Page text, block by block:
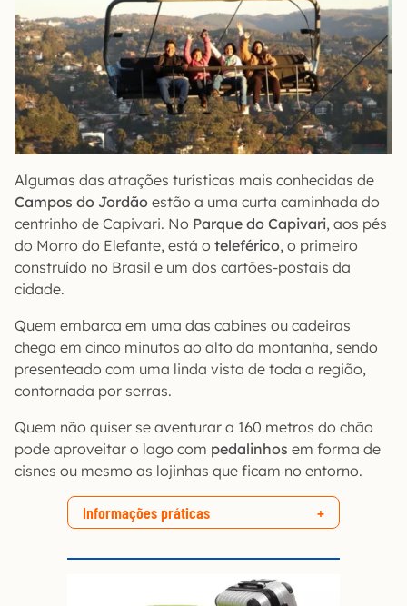
Algumas das atrações turísticas mais conhecidas de
Campos do Jordão estão a uma curta caminhada do
centrinho de Capivari. No Parque do Capivari, aos pés
do Morro do Elefante, está o teleférico, o primeiro
construído no Brasil e um dos cartões-postais da
cidade.
Quem embarca em uma das cabines ou cadeiras
chega em cinco minutos ao alto da montanha, sendo
presenteado com uma linda vista de toda a região,
contornada por serras.
Quem não quiser se aventurar a 160 metros do chão
pode aproveitar o lago com pedalinhos em forma de
cisnes ou mesmo as lojinhas que ficam no entorno.
Informações práticas